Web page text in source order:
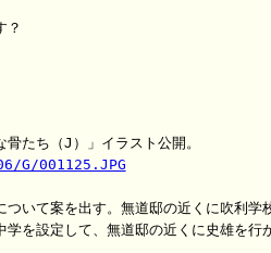
G/001125.JPG
ついて案を出す。無道邸の近くに吹利学
を設定して、無道邸の近くに史雄を行